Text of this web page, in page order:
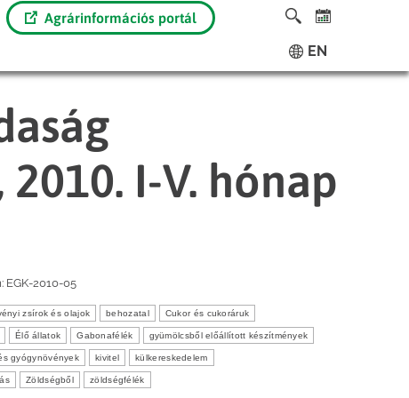
Agrárinformációs portál
EN
I-V. hónap
EGK-2010-05
zsírok és olajok behozatal Cukor és cukoráruk
Élő állatok Gabonafélék gyümölcsből előállított készítmények
gyógynövények kivitel külkereskedelem
Zöldségből zöldségfélék